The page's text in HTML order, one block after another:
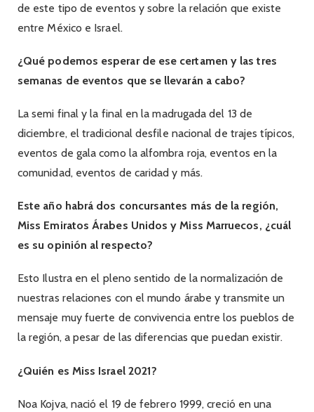
de este tipo de eventos y sobre la relación que existe
entre México e Israel.
¿Qué podemos esperar de ese certamen y las tres
semanas de eventos que se llevarán a cabo?
La semi final y la final en la madrugada del 13 de
diciembre, el tradicional desfile nacional de trajes típicos,
eventos de gala como la alfombra roja, eventos en la
comunidad, eventos de caridad y más.
Este año habrá dos concursantes más de la región,
Miss Emiratos Árabes Unidos y Miss Marruecos, ¿cuál
es su opinión al respecto?
Esto Ilustra en el pleno sentido de la normalización de
nuestras relaciones con el mundo árabe y transmite un
mensaje muy fuerte de convivencia entre los pueblos de
la región, a pesar de las diferencias que puedan existir.
¿Quién es Miss Israel 2021?
Noa Kojva, nació el 19 de febrero 1999, creció en una